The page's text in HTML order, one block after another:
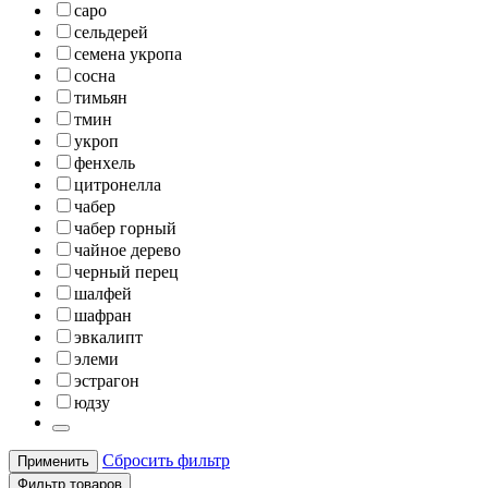
саро
сельдерей
семена укропа
сосна
тимьян
тмин
укроп
фенхель
цитронелла
чабер
чабер горный
чайное дерево
черный перец
шалфей
шафран
эвкалипт
элеми
эстрагон
юдзу
Применить Сбросить фильтр
Фильтр товаров